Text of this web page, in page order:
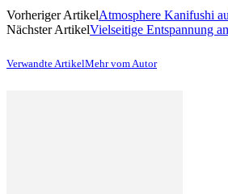
Vorheriger ArtikelAtmosphere Kanifushi
Nächster ArtikelVielseitige Entspannung
Verwandte ArtikelMehr vom Autor